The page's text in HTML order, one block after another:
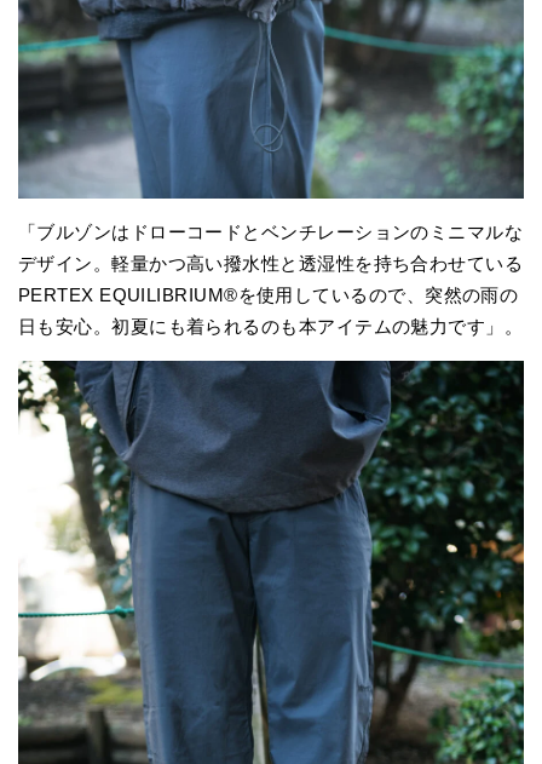
「ブルゾンはドローコードとベンチレーションのミニマルな
デザイン。軽量かつ高い撥水性と透湿性を持ち合わせている
PERTEX EQUILIBRIUM®を使用しているので、突然の雨の
日も安心。初夏にも着られるのも本アイテムの魅力です」。